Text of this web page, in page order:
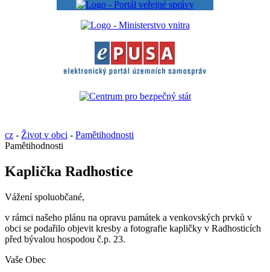
cz - Život v obci - Pamětihodnosti
Pamětihodnosti
Kaplička Radhostice
Vážení spoluobčané,
v rámci našeho plánu na opravu památek a venkovských prvků v
obci se podařilo objevit kresby a fotografie kapličky v Radhosticích
před bývalou hospodou č.p. 23.
Vaše Obec